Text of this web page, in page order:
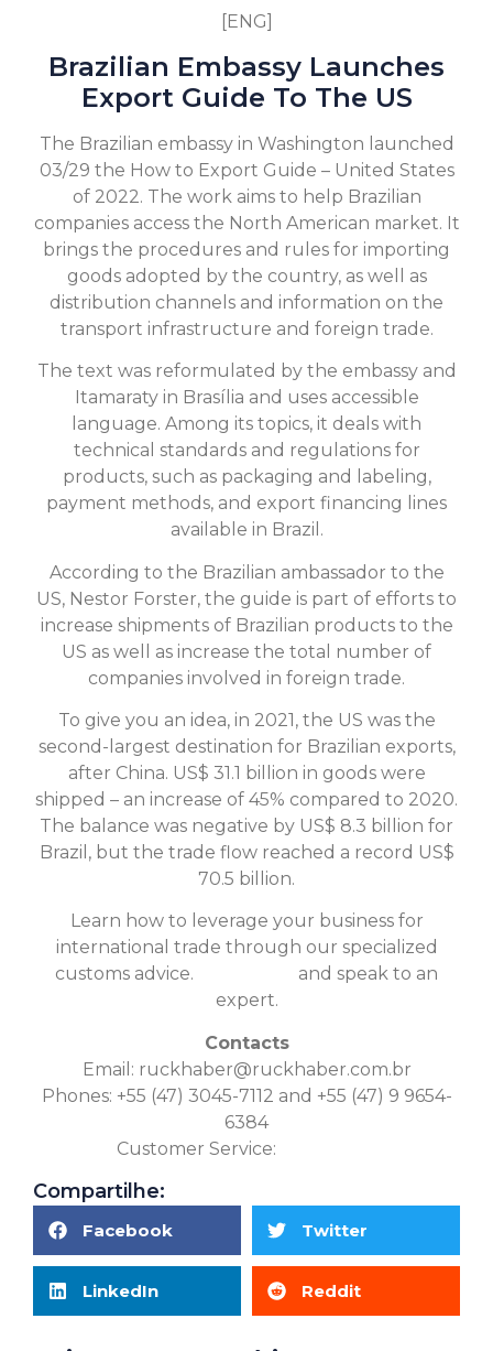
[ENG]
Brazilian Embassy Launches
Export Guide To The US
The Brazilian embassy in Washington launched
03/29 the How to Export Guide – United States
of 2022. The work aims to help Brazilian
companies access the North American market. It
brings the procedures and rules for importing
goods adopted by the country, as well as
distribution channels and information on the
transport infrastructure and foreign trade.
The text was reformulated by the embassy and
Itamaraty in Brasília and uses accessible
language. Among its topics, it deals with
technical standards and regulations for
products, such as packaging and labeling,
payment methods, and export financing lines
available in Brazil.
According to the Brazilian ambassador to the
US, Nestor Forster, the guide is part of efforts to
increase shipments of Brazilian products to the
US as well as increase the total number of
companies involved in foreign trade.
To give you an idea, in 2021, the US was the
second-largest destination for Brazilian exports,
after China. US$ 31.1 billion in goods were
shipped – an increase of 45% compared to 2020.
The balance was negative by US$ 8.3 billion for
Brazil, but the trade flow reached a record US$
70.5 billion.
Learn how to leverage your business for
international trade through our specialized
customs advice.
and speak to an
expert.
Contacts
Email: ruckhaber@ruckhaber.com.br
Phones: +55 (47) 3045-7112 and +55 (47) 9 9654-
6384
Customer Service:
Compartilhe:
Facebook Twitter
LinkedIn Reddit